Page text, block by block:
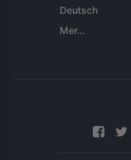
Deutsch
Mer...